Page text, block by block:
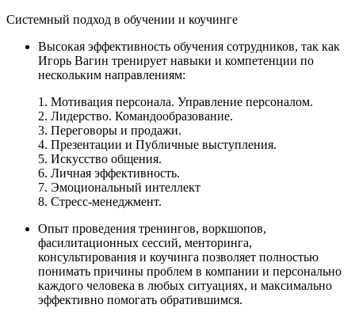
Системный подход в обучении и коучинге
Высокая эффективность обучения сотрудников, так как
Игорь Вагин тренирует навыки и компетенции по
нескольким направлениям:
1. Мотивация персонала. Управление персоналом.
2. Лидерство. Командообразование.
3. Переговоры и продажи.
4. Презентации и Публичные выступления.
5. Искусство общения.
6. Личная эффективность.
7. Эмоциональный интеллект
8. Стресс-менеджмент.
Опыт проведения тренингов, воркшопов,
фасилитационных сессий, менторинга,
консультирования и коучинга позволяет полностью
понимать причины проблем в компании и персонально
каждого человека в любых ситуациях, и максимально
эффективно помогать обратившимся.